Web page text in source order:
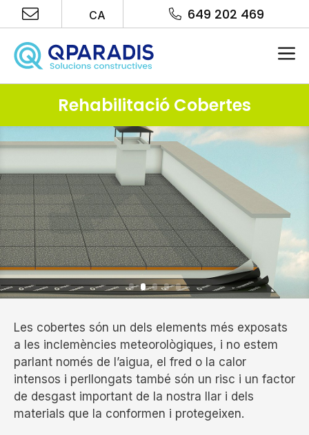
al
contingut
CA 649 202 469
Rehabilitació Cobertes
Les cobertes són un dels elements més exposats
a les inclemències meteorològiques, i no estem
parlant només de l’aigua, el fred o la calor
intensos i perllongats també són un risc i un factor
de desgast important de la nostra llar i dels
materials que la conformen i protegeixen.